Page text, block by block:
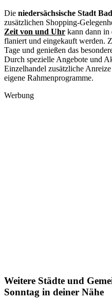
Die niedersächsische Stadt
zusätzlichen Shopping-
Zeit von und Uhr kann dann in
flaniert und eingekauft werden.
Tage und genießen das
Durch spezielle Angebote und
Einzelhandel zusätzliche
eigene Rahmenprogramme.
Werbung
Weitere Städte und
Sonntag in deiner Nähe